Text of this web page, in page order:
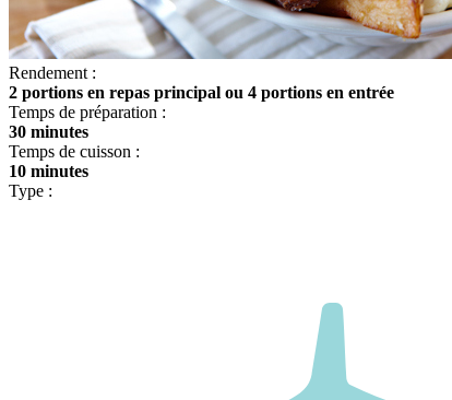
Rendement :
2 portions en repas principal ou 4 portions en entrée
Temps de préparation :
30 minutes
Temps de cuisson :
10 minutes
Type :